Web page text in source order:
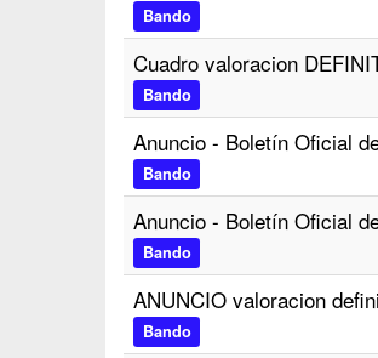
Bando
Cuadro valoracion
Bando
Anuncio - Boletín Oficial
Bando
Anuncio - Boletín Oficial
Bando
ANUNCIO valoracion
Bando